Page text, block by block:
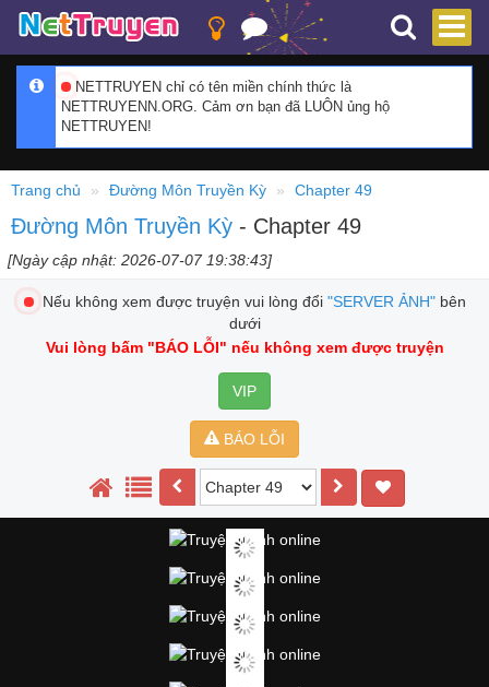
NETTRUYEN chỉ có tên miền chính thức là
NETTRUYENN.ORG. Cảm ơn bạn đã LUÔN ủng hộ
NETTRUYEN!
Trang chủ Đường Môn Truyền Kỳ Chapter 49
Đường Môn Truyền Kỳ - Chapter 49
[Ngày cập nhật: 2026-07-07 19:38:43]
Nếu không xem được truyện vui lòng đổi "SERVER ẢNH"bên
dưới
Vui lòng bấm "BÁO LỖI" nếu không xem được truyện
VIP
BÁO LỖI